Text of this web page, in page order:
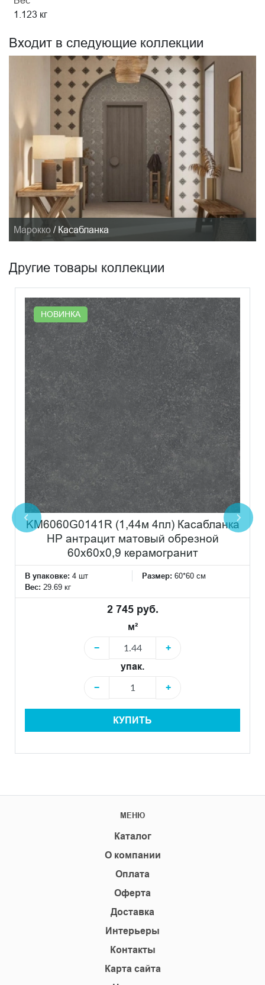
1.123 кг
Входит в следующие коллекции
Марокко / Касабланка
Другие товары коллекции
НОВИНКА
KM6060G0141R (1,44м 4пл) Касабланка
HP антрацит матовый обрезной
60x60x0,9 керамогранит
В упаковке: 4 шт Размер: 60*60 см
Вес: 29.69 кг
2 745 руб.
м²
−
+
упак.
−
+
КУПИТЬ
МЕНЮ
Каталог
О компании
Оплата
Оферта
Доставка
Интерьеры
Контакты
Карта сайта